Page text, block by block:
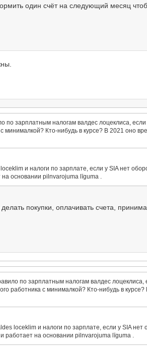
один счёт на следующий месяц
по зарплатным налогам валдес лоцеклиса,
минималкой? Кто-нибудь в курсе? В 2021 оно
и налоги по зарплате, если у SIA нет
основании pilnvarojuma līgumа .
покупки, оплачивать счета,
по зарплатным налогам валдес лоцеклиса,
работника с минималкой? Кто-нибудь в
loceklim и налоги по зарплате, если у SIA нет
работает на основании pilnvarojuma līgumа .